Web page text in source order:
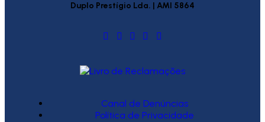
Duplo Prestígio Lda. | AMI 5864
Canal de Denúncias
Política de Privacidade